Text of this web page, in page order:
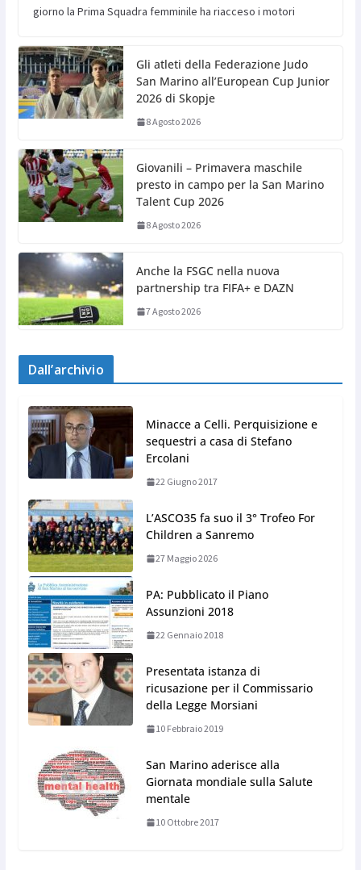
giorno la Prima Squadra femminile ha riacceso i motori
Gli atleti della Federazione Judo
San Marino all’European Cup Junior
2026 di Skopje
8 Agosto 2026
Giovanili – Primavera maschile
presto in campo per la San Marino
Talent Cup 2026
8 Agosto 2026
Anche la FSGC nella nuova
partnership tra FIFA+ e DAZN
7 Agosto 2026
Dall’archivio
Minacce a Celli. Perquisizione e
sequestri a casa di Stefano
Ercolani
22 Giugno 2017
L’ASCO35 fa suo il 3° Trofeo For
Children a Sanremo
27 Maggio 2026
PA: Pubblicato il Piano
Assunzioni 2018
22 Gennaio 2018
Presentata istanza di
ricusazione per il Commissario
della Legge Morsiani
10 Febbraio 2019
San Marino aderisce alla
Giornata mondiale sulla Salute
mentale
10 Ottobre 2017